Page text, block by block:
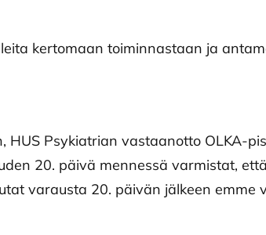
kertomaan toiminnastaan ja
Psykiatrian vastaanotto OLKA-
20. päivä mennessä varmistat,
varausta 20. päivän jälkeen emme